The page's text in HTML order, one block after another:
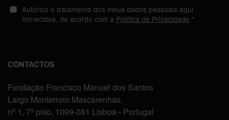
Autorizo o tratamento dos meus dados pessoais aqui
fornecidos, de acordo com a Política de Privacidade.*
CONTACTOS
Fundação Francisco Manuel dos Santos
Largo Monterroio Mascarenhas,
nº 1, 7º piso, 1099-081 Lisboa - Portugal